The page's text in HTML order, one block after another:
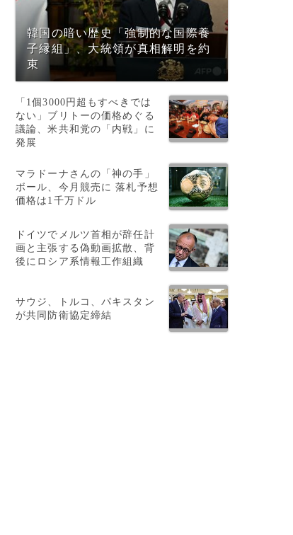
韓国の暗い歴史「強制的な国際養
子縁組」、大統領が真相解明を約
束
「1個3000円超もすべきでは
ない」ブリトーの価格めぐる
議論、米共和党の「内戦」に
発展
マラドーナさんの「神の手」
ボール、今月競売に 落札予想
価格は1千万ドル
ドイツでメルツ首相が辞任計
画と主張する偽動画拡散、背
後にロシア系情報工作組織
サウジ、トルコ、パキスタン
が共同防衛協定締結